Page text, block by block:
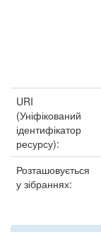
URI
(Уніфікований
ідентифікатор
ресурсу):
Розташовується
у зібраннях: